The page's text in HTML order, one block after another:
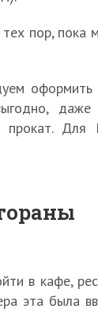
пор, пока
оформить
даже
Для
в кафе,
эта была